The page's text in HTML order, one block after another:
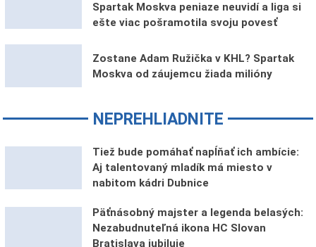
Spartak Moskva peniaze neuvidí a liga si
ešte viac pošramotila svoju povesť
Zostane Adam Ružička v KHL? Spartak
Moskva od záujemcu žiada milióny
NEPREHLIADNITE
Tiež bude pomáhať napĺňať ich ambície:
Aj talentovaný mladík má miesto v
nabitom kádri Dubnice
Päťnásobný majster a legenda belasých:
Nezabudnuteľná ikona HC Slovan
Bratislava jubiluje